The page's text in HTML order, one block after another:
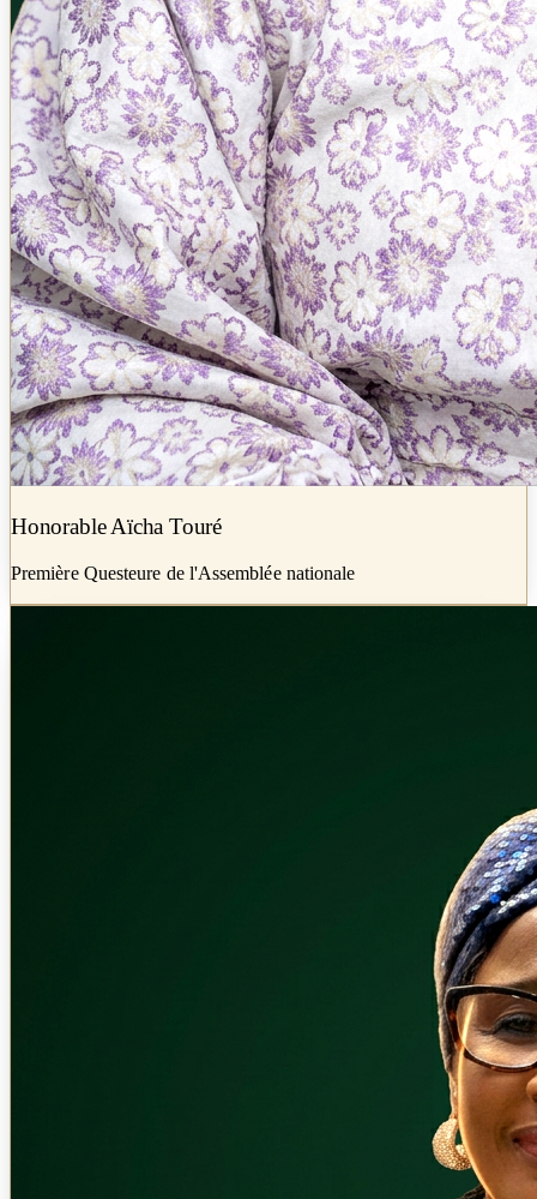
Honorable Aïcha Touré
Première Questeure de l'Assemblée nationale